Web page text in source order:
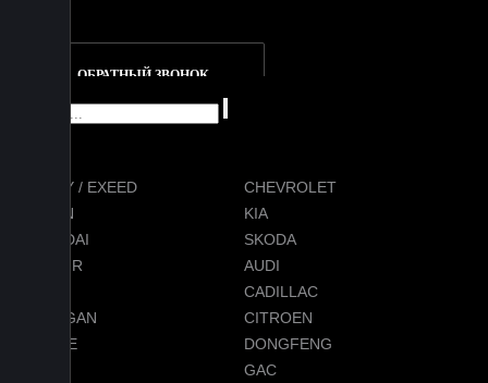
ОБРАТНЫЙ ЗВОНОК
CHERY / EXEED
CHEVROLET
RAVON
KIA
HYUNDAI
SKODA
JETOUR
AUDI
CADILLAC
CHANGAN
CITROEN
DODGE
DONGFENG
GAC